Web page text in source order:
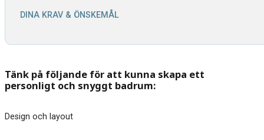
DINA KRAV & ÖNSKEMÅL
Tänk på följande för att kunna skapa ett
personligt och snyggt badrum:
Design och layout